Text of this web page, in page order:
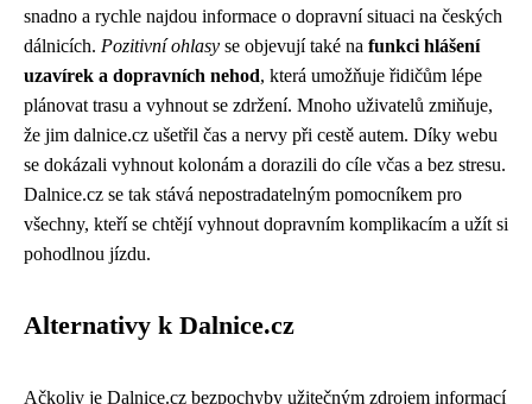
snadno a rychle najdou informace o dopravní situaci na českých
dálnicích. Pozitivní ohlasy se objevují také na funkci hlášení
uzavírek a dopravních nehod, která umožňuje řidičům lépe
plánovat trasu a vyhnout se zdržení. Mnoho uživatelů zmiňuje,
že jim dalnice.cz ušetřil čas a nervy při cestě autem. Díky webu
se dokázali vyhnout kolonám a dorazili do cíle včas a bez stresu.
Dalnice.cz se tak stává nepostradatelným pomocníkem pro
všechny, kteří se chtějí vyhnout dopravním komplikacím a užít si
pohodlnou jízdu.
Alternativy k Dalnice.cz
Ačkoliv je Dalnice.cz bezpochyby užitečným zdrojem informací